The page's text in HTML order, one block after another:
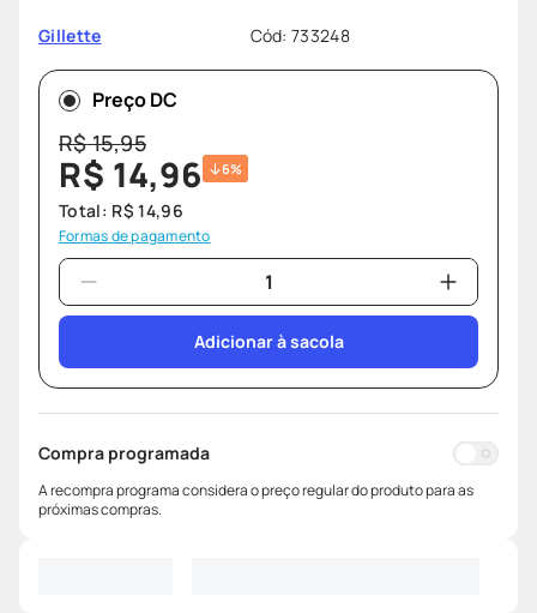
Gillette Cód:733248
Preço DC
R$15,95
R$ 14,96 6%
Total: R$ 14,96
Formas de pagamento
Adicionar à sacola
Compra programada
A recompra programa considera o preço regular do produto para as
próximas compras.